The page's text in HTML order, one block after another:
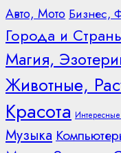
Авто, Мото Бизнес,
Города и
Магия,
Животные,
Красота Интересные
Музыка